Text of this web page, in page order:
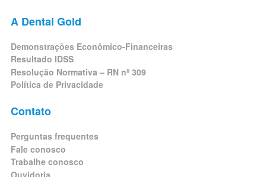
A Dental Gold
Demonstrações Econômico-Financeiras
Resultado IDSS
Resolução Normativa – RN nº 309
Política de Privacidade
Contato
Perguntas frequentes
Fale conosco
Trabalhe conosco
Ouvidoria